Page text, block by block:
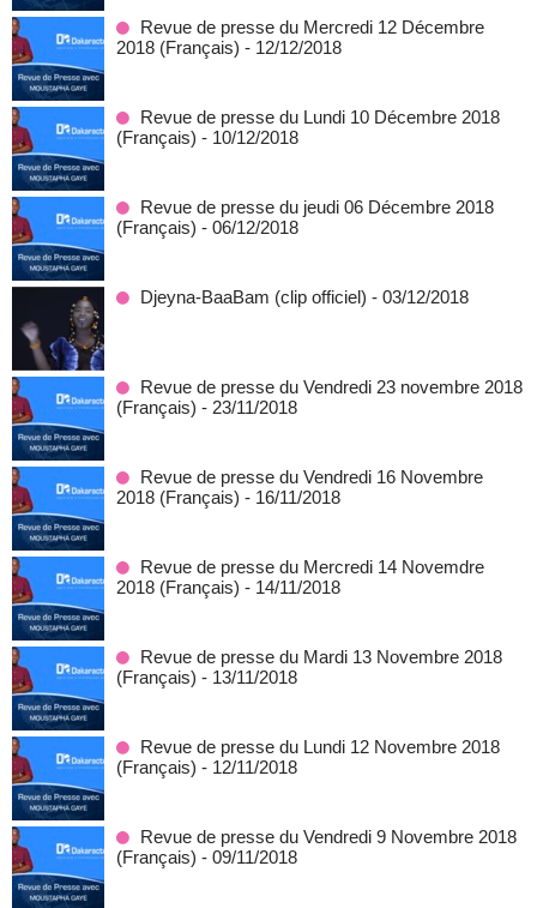
Revue de presse du Mercredi 12 Décembre
2018 (Français) - 12/12/2018
Revue de presse du Lundi 10 Décembre 2018
(Français) - 10/12/2018
Revue de presse du jeudi 06 Décembre 2018
(Français) - 06/12/2018
Djeyna-BaaBam (clip officiel) - 03/12/2018
Revue de presse du Vendredi 23 novembre 2018
(Français) - 23/11/2018
Revue de presse du Vendredi 16 Novembre
2018 (Français) - 16/11/2018
Revue de presse du Mercredi 14 Novemdre
2018 (Français) - 14/11/2018
Revue de presse du Mardi 13 Novembre 2018
(Français) - 13/11/2018
Revue de presse du Lundi 12 Novembre 2018
(Français) - 12/11/2018
Revue de presse du Vendredi 9 Novembre 2018
(Français) - 09/11/2018